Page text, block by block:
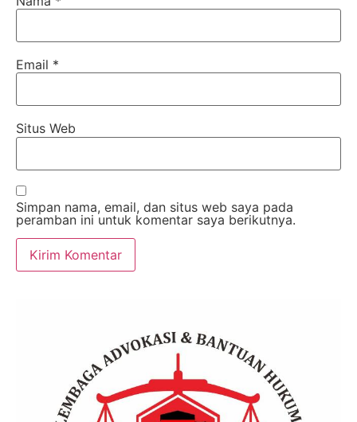
Email *
Situs Web
Simpan nama, email, dan situs web saya pada
peramban ini untuk komentar saya berikutnya.